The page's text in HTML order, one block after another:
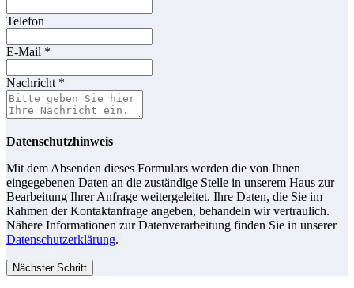
Telefon
E-Mail *
Nachricht *
Datenschutzhinweis
Mit dem Absenden dieses Formulars werden die von Ihnen
eingegebenen Daten an die zuständige Stelle in unserem Haus zur
Bearbeitung Ihrer Anfrage weitergeleitet. Ihre Daten, die Sie im
Rahmen der Kontaktanfrage angeben, behandeln wir vertraulich.
Nähere Informationen zur Datenverarbeitung finden Sie in unserer
Datenschutzerklärung.
Nächster Schritt